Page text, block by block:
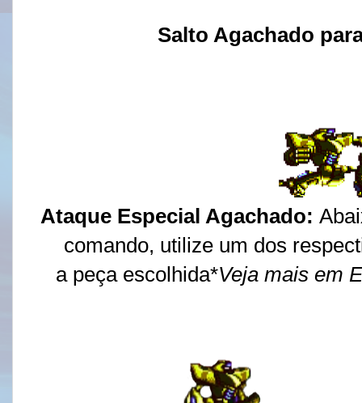
Salto Agachado
Ataque Especial Agachado:
comando, utilize um dos
a peça escolhida*Veja mais em